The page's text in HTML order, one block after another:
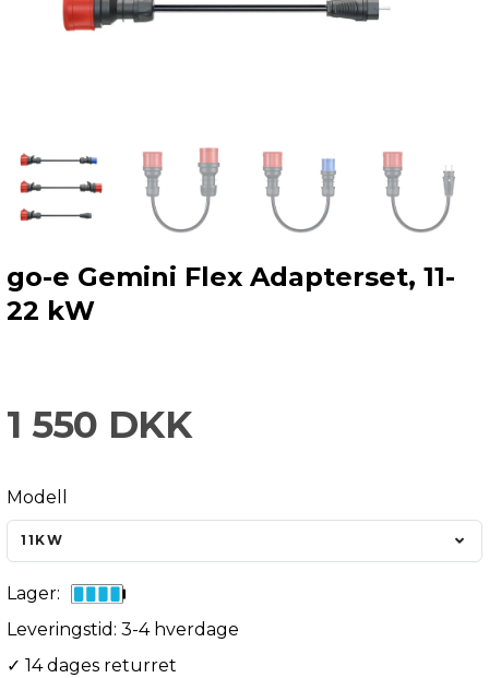
go-e Gemini Flex Adapterset, 11-
22 kW
1 550 DKK
Modell
11KW
Lager:
Leveringstid: 3-4 hverdage
✓ 14 dages returret